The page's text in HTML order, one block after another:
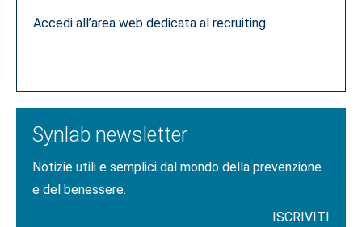
Accedi all’area web dedicata al recruiting.
Synlab newsletter
Notizie utili e semplici dal mondo della prevenzione
e del benessere.
ISCRIVITI